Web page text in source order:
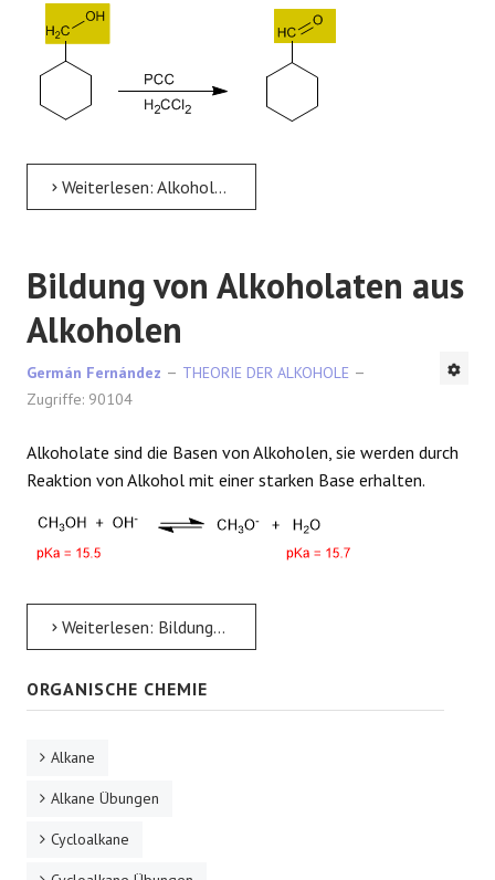
Weiterlesen: Alkoholoxidation
Bildung von Alkoholaten aus
Alkoholen
Germán Fernández
THEORIE DER ALKOHOLE
Zugriffe: 90104
Alkoholate sind die Basen von Alkoholen, sie werden durch
Reaktion von Alkohol mit einer starken Base erhalten.
Weiterlesen: Bildung von Alkoholaten aus Alkoholen
ORGANISCHE CHEMIE
Alkane
Alkane Übungen
Cycloalkane